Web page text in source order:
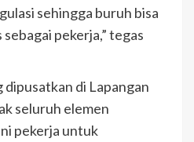
sehingga buruh bisa
pekerja,” tegas
di Lapangan
seluruh elemen
pekerja untuk